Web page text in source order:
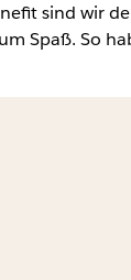
sind wir
Spaß. So